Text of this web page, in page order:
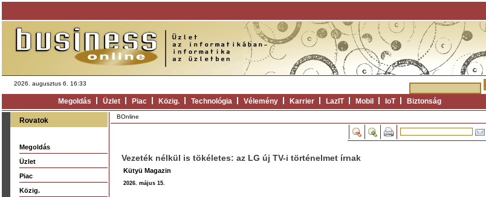
2026. augusztus 6. 16:33
Megoldás Üzlet Piac Közig. Technológia Vélemény Karrier LazIT Mobil IoT Biztonság
Rovatok
Megoldás
Üzlet
Piac
Közig.
BOnline
Vezeték nélkül is tökéletes: az LG új TV-i történelmet írnak
Kütyü Magazin
2026. május 15.